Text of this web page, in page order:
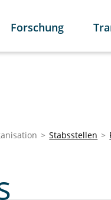
Forschung
Stabsstellen